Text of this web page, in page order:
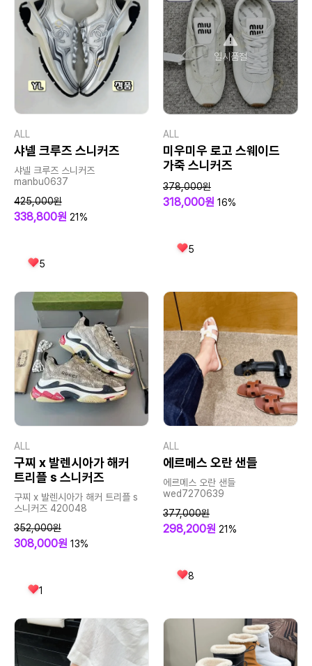
ALL
샤넬 크루즈 스니커즈
샤넬 크루즈 스니커즈
manbu0637
425,000원
338,800원 21%
5
일시품절
ALL
미우미우 로고 스웨이드
가죽 스니커즈
378,000원
318,000원 16%
5
ALL
구찌 x 발렌시아가 해커
트리플 s 스니커즈
구찌 x 발렌시아가 해커 트리플 s
스니커즈 420048
352,000원
308,000원 13%
1
ALL
에르메스 오란 샌들
에르메스 오란 샌들
wed7270639
377,000원
298,200원 21%
8